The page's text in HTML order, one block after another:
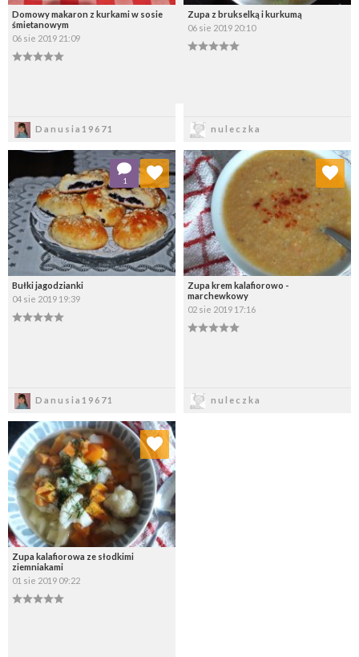
Domowy makaron z kurkami w sosie
śmietanowym
06 sie 2019 21:09
Danusia19671
Zupa z brukselką i kurkumą
06 sie 2019 20:10
nuleczka
Bułki jagodzianki
04 sie 2019 19:39
Danusia19671
1
Dodaj do ulubionych
Wybierz listę:
Zupa krem kalafiorowo -
marchewkowy
02 sie 2019 17:16
nuleczka
Dodaj do ulubionych
Wybierz listę:
Zupa kalafiorowa ze słodkimi
ziemniakami
01 sie 2019 09:22
Dodaj do ulubionych
Wybierz listę: